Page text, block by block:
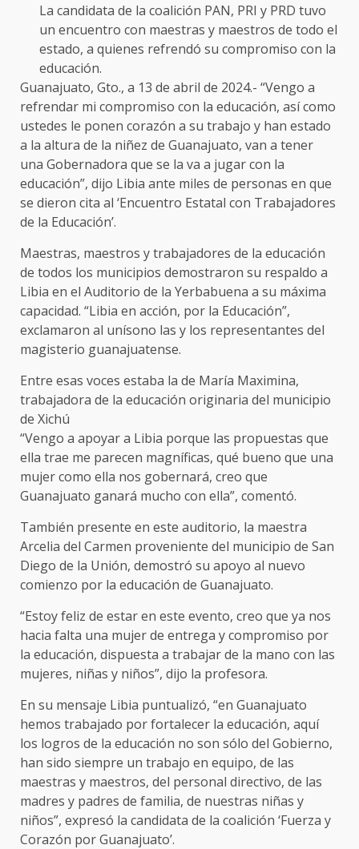
La candidata de la coalición PAN, PRI y PRD tuvo
un encuentro con maestras y maestros de todo el
estado, a quienes refrendó su compromiso con la
educación.
Guanajuato, Gto., a 13 de abril de 2024.- “Vengo a
refrendar mi compromiso con la educación, así como
ustedes le ponen corazón a su trabajo y han estado
a la altura de la niñez de Guanajuato, van a tener
una Gobernadora que se la va a jugar con la
educación”, dijo Libia ante miles de personas en que
se dieron cita al ‘Encuentro Estatal con Trabajadores
de la Educación’.
Maestras, maestros y trabajadores de la educación
de todos los municipios demostraron su respaldo a
Libia en el Auditorio de la Yerbabuena a su máxima
capacidad. “Libia en acción, por la Educación”,
exclamaron al unísono las y los representantes del
magisterio guanajuatense.
Entre esas voces estaba la de María Maximina,
trabajadora de la educación originaria del municipio
de Xichú
“Vengo a apoyar a Libia porque las propuestas que
ella trae me parecen magníficas, qué bueno que una
mujer como ella nos gobernará, creo que
Guanajuato ganará mucho con ella”, comentó.
También presente en este auditorio, la maestra
Arcelia del Carmen proveniente del municipio de San
Diego de la Unión, demostró su apoyo al nuevo
comienzo por la educación de Guanajuato.
“Estoy feliz de estar en este evento, creo que ya nos
hacia falta una mujer de entrega y compromiso por
la educación, dispuesta a trabajar de la mano con las
mujeres, niñas y niños”, dijo la profesora.
En su mensaje Libia puntualizó, “en Guanajuato
hemos trabajado por fortalecer la educación, aquí
los logros de la educación no son sólo del Gobierno,
han sido siempre un trabajo en equipo, de las
maestras y maestros, del personal directivo, de las
madres y padres de familia, de nuestras niñas y
niños”, expresó la candidata de la coalición ‘Fuerza y
Corazón por Guanajuato’.